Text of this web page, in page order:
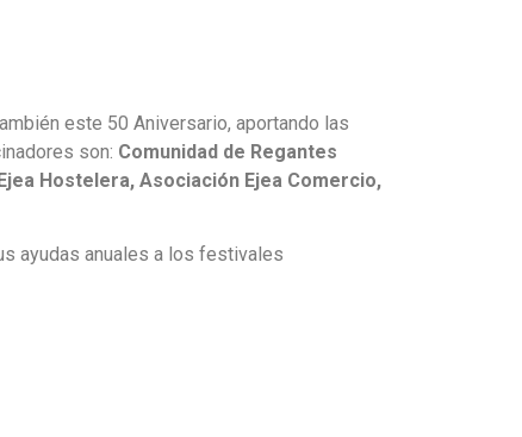
este 50 Aniversario, aportando las
son: Comunidad de Regantes
Hostelera, Asociación Ejea Comercio,
ayudas anuales a los festivales